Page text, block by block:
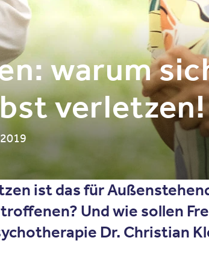
warum
verletzen!
ist das für
Und wie sollen
Dr. Christian